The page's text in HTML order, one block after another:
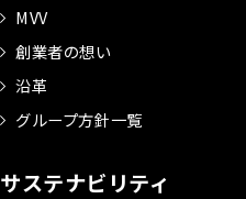
MVV
創業者の想い
沿革
グループ方針一覧
サステナビリティ